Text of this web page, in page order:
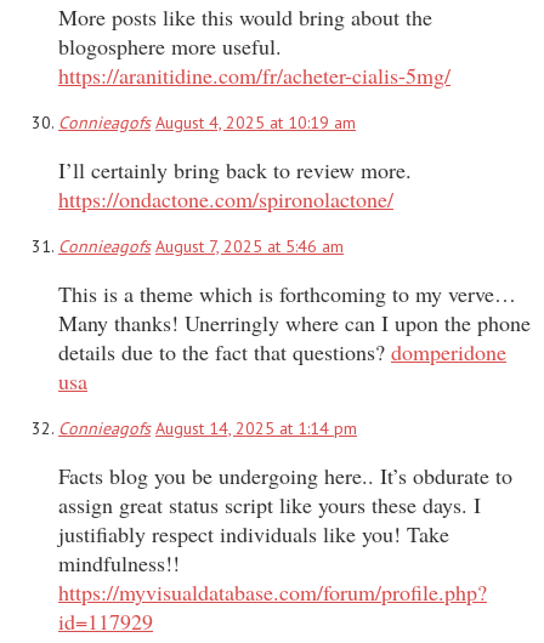
More posts like this would bring about the
blogosphere more useful.
https://aranitidine.com/fr/acheter-cialis-5mg/
Connieagofs August 4, 2025 at 10:19 am
I’ll certainly bring back to review more.
https://ondactone.com/spironolactone/
Connieagofs August 7, 2025 at 5:46 am
This is a theme which is forthcoming to my verve…
Many thanks! Unerringly where can I upon the phone
details due to the fact that questions? domperidone
usa
Connieagofs August 14, 2025 at 1:14 pm
Facts blog you be undergoing here.. It’s obdurate to
assign great status script like yours these days. I
justifiably respect individuals like you! Take
mindfulness!!
https://myvisualdatabase.com/forum/profile.php?
id=117929